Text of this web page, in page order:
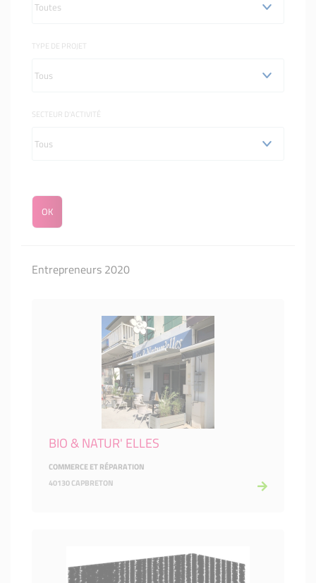
TYPE DE PROJET
SECTEUR D'ACTIVITÉ
Entrepreneurs 2020
BIO & NATUR' ELLES
COMMERCE ET RÉPARATION
40130 CAPBRETON